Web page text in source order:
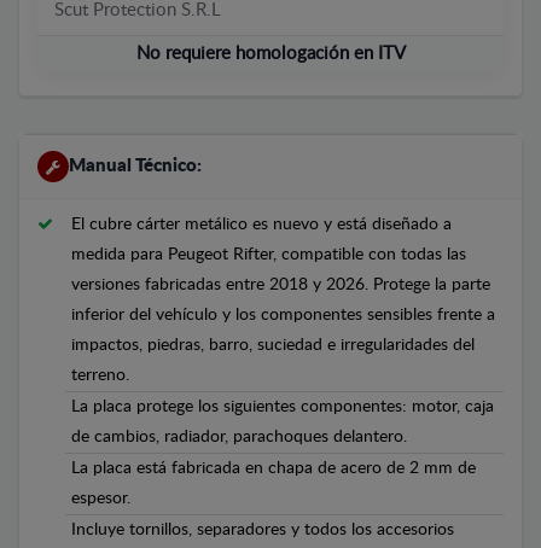
Scut Protection S.R.L
No requiere homologación en ITV
Manual Técnico:
El cubre cárter metálico es nuevo y está diseñado a
medida para Peugeot Rifter, compatible con todas las
versiones fabricadas entre 2018 y 2026. Protege la parte
inferior del vehículo y los componentes sensibles frente a
impactos, piedras, barro, suciedad e irregularidades del
terreno.
La placa protege los siguientes componentes: motor, caja
de cambios, radiador, parachoques delantero.
La placa está fabricada en chapa de acero de 2 mm de
espesor.
Incluye tornillos, separadores y todos los accesorios